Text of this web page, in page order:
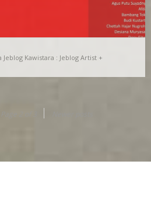
Jeblog Kawistara : Jeblog Artist +